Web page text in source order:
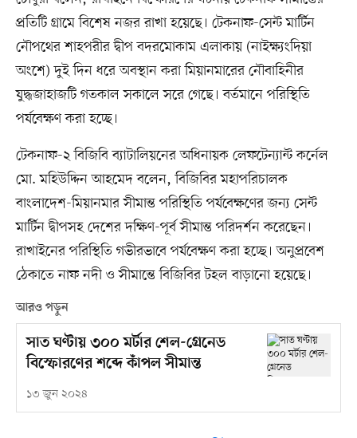
প্রতিটি গ্রামে বিশেষ নজর রাখা হয়েছে। টেকনাফ-সেন্ট মার্টিন
নৌপথের শাহপরীর দ্বীপ বদরমোকাম এলাকায় (নাইক্ষ্যংদিয়া
অংশে) দুই দিন ধরে অবস্থান করা মিয়ানমারের নৌবাহিনীর
যুদ্ধজাহাজটি গতকাল সকালে সরে গেছে। বর্তমানে পরিস্থিতি
পর্যবেক্ষণ করা হচ্ছে।
টেকনাফ-২ বিজিবি ব্যাটালিয়নের অধিনায়ক লেফটেন্যান্ট কর্নেল
মো. মহিউদ্দিন আহমেদ বলেন, বিজিবির মহাপরিচালক
বাংলাদেশ-মিয়ানমার সীমান্ত পরিস্থিতি পর্যবেক্ষণের জন্য সেন্ট
মার্টিন দ্বীপসহ দেশের দক্ষিণ-পূর্ব সীমান্ত পরিদর্শন করেছেন।
রাখাইনের পরিস্থিতি গভীরভাবে পর্যবেক্ষণ করা হচ্ছে। অনুপ্রবেশ
ঠেকাতে নাফ নদী ও সীমান্তে বিজিবির টহল বাড়ানো হয়েছে।
আরও পড়ুন
সাত ঘণ্টায় ৩০০ মর্টার শেল-গ্রেনেড
বিস্ফোরণের শব্দে কাঁপল সীমান্ত
১৩ জুন ২০২৪